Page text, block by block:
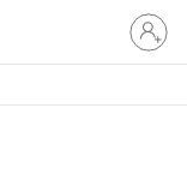
Accedi
con
il
account